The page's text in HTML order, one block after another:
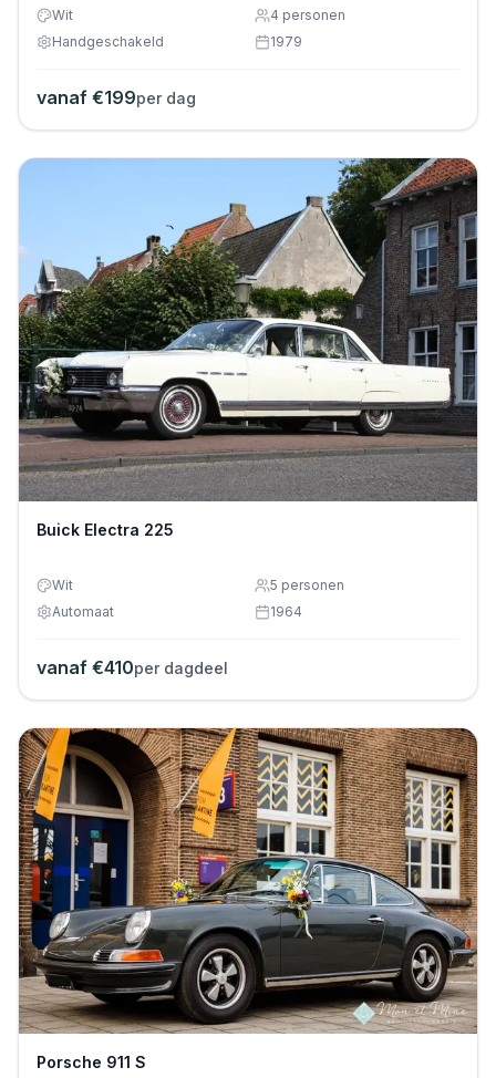
Wit 4 personen
Handgeschakeld
1979
vanaf €199per dag
Buick Electra 225
Wit 5 personen
Automaat
1964
vanaf €410per dagdeel
Porsche 911 S